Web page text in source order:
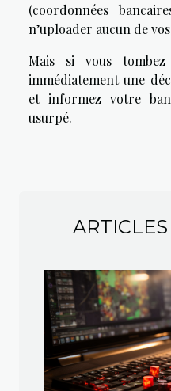
(coordonnées
n’uploader aucun de
Mais si vous
immédiatement une
et informez votre
usurpé.